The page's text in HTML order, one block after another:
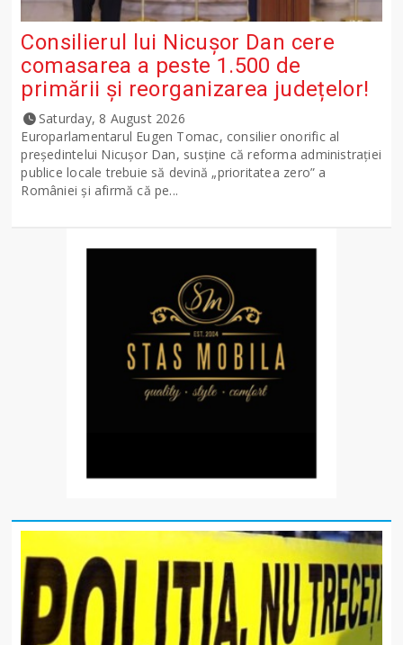
Consilierul lui Nicușor Dan cere
comasarea a peste 1.500 de
primării și reorganizarea județelor!
Saturday, 8 August 2026
Europarlamentarul Eugen Tomac, consilier onorific al
președintelui Nicușor Dan, susține că reforma administrației
publice locale trebuie să devină „prioritatea zero” a
României și afirmă că pe...